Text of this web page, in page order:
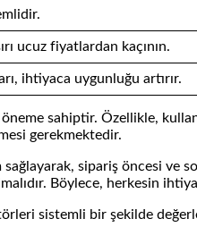
ucuz fiyatlardan kaçının.
ihtiyaca uygunluğu artırır.
sahiptir. Özellikle,
gerekmektedir.
sipariş öncesi ve
Böylece, herkesin
sistemli bir şekilde